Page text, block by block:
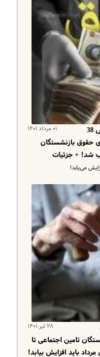
۰۱ مرداد ۱۴۰۱
افزایش 38
حقوق بازنشستگان
شد! + جزئیات
۲۸ تیر ۱۴۰۱
تامین اجتماعی تا
مرداد باید افزایش بیابد!